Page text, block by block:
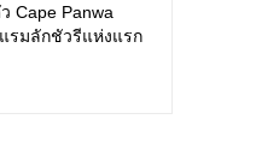
Cape Panwa
รมลักชัวรีแห่งแรก
ยงใต้ของเกาะ